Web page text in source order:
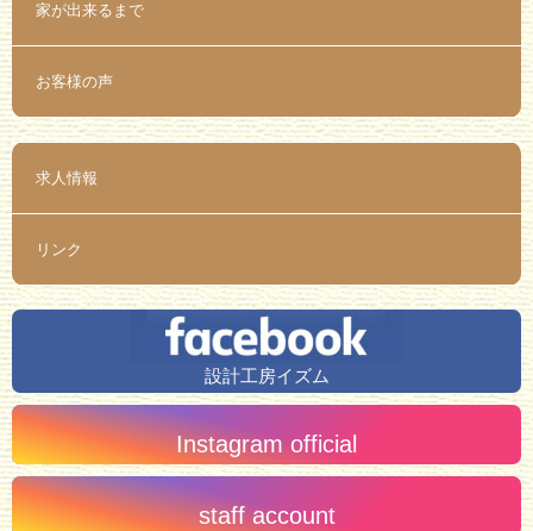
家が出来るまで
お客様の声
求人情報
リンク
設計工房イズム
Instagram official
staff account